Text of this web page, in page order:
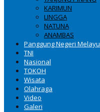
KARIMUN
LINGGA
NATUNA
ANAMBAS
Panggung Negeri Melayu
TNI
Nasional
TOKOH
Wisata
Olahraga
Video
Galeri